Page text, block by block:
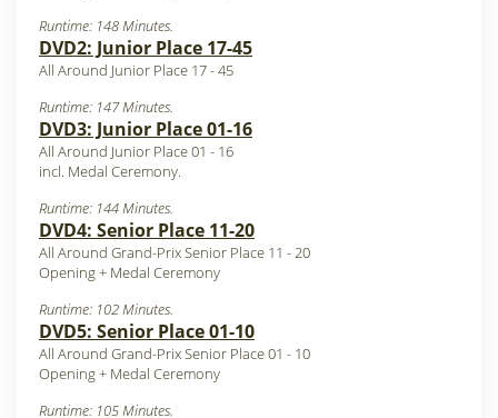
Runtime: 148 Minutes.
DVD2: Junior Place 17-45
All Around Junior Place 17 - 45
Runtime: 147 Minutes.
DVD3: Junior Place 01-16
All Around Junior Place 01 - 16
incl. Medal Ceremony.
Runtime: 144 Minutes.
DVD4: Senior Place 11-20
All Around Grand-Prix Senior Place 11 - 20
Opening + Medal Ceremony
Runtime: 102 Minutes.
DVD5: Senior Place 01-10
All Around Grand-Prix Senior Place 01 - 10
Opening + Medal Ceremony
Runtime: 105 Minutes.